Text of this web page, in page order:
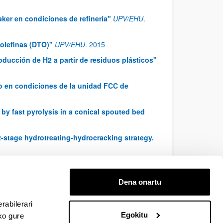
gure
Dena onartu
Egokitu
en condiciones de refinería" UPV/EHU.
(DTO)" UPV/EHU. 2015
de H2 a partir de residuos plásticos"
condiciones de la unidad FCC de
fast pyrolysis in a conical spouted bed
hydrotreating-hydrocracking strategy.
EHU